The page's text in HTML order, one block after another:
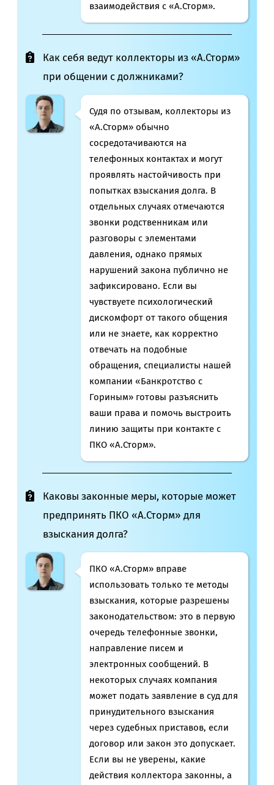
взаимодействия с «А.Сторм».
Как себя ведут коллекторы из «А.Сторм»
при общении с должниками?
Судя по отзывам, коллекторы из
«А.Сторм» обычно
сосредотачиваются на
телефонных контактах и могут
проявлять настойчивость при
попытках взыскания долга. В
отдельных случаях отмечаются
звонки родственникам или
разговоры с элементами
давления, однако прямых
нарушений закона публично не
зафиксировано. Если вы
чувствуете психологический
дискомфорт от такого общения
или не знаете, как корректно
отвечать на подобные
обращения, специалисты нашей
компании «Банкротство с
Гориным» готовы разъяснить
ваши права и помочь выстроить
линию защиты при контакте с
ПКО «А.Сторм».
Каковы законные меры, которые может
предпринять ПКО «А.Сторм» для
взыскания долга?
ПКО «А.Сторм» вправе
использовать только те методы
взыскания, которые разрешены
законодательством: это в первую
очередь телефонные звонки,
направление писем и
электронных сообщений. В
некоторых случаях компания
может подать заявление в суд для
принудительного взыскания
через судебных приставов, если
договор или закон это допускает.
Если вы не уверены, какие
действия коллектора законны, а